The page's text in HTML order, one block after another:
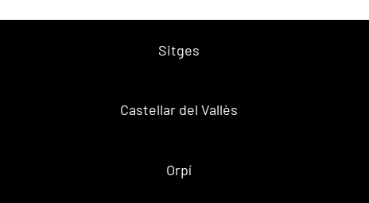
Sitges
Castellar del Vallès
Orpí